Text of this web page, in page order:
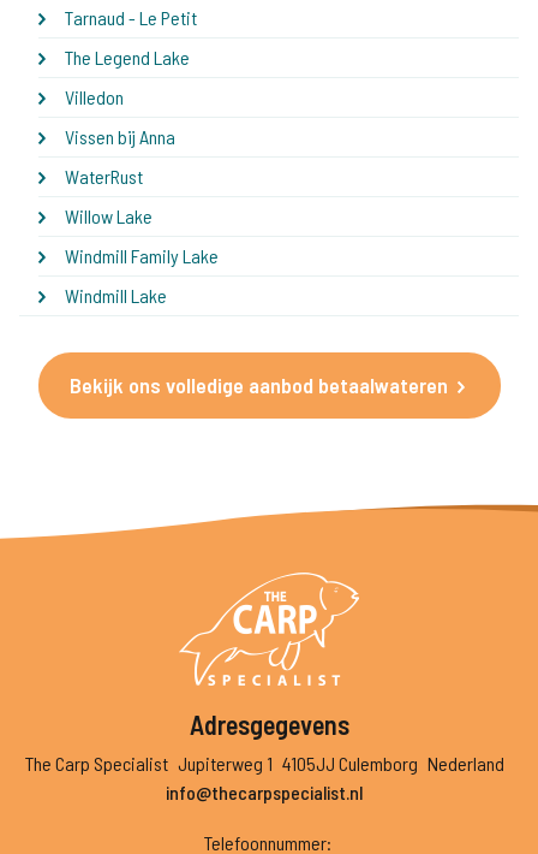
Tarnaud - Le Petit
The Legend Lake
Villedon
Vissen bij Anna
WaterRust
Willow Lake
Windmill Family Lake
Windmill Lake
Bekijk ons volledige aanbod betaalwateren
Adresgegevens
The Carp Specialist Jupiterweg 1 4105JJ Culemborg Nederland
info@thecarpspecialist.nl
Telefoonnummer: